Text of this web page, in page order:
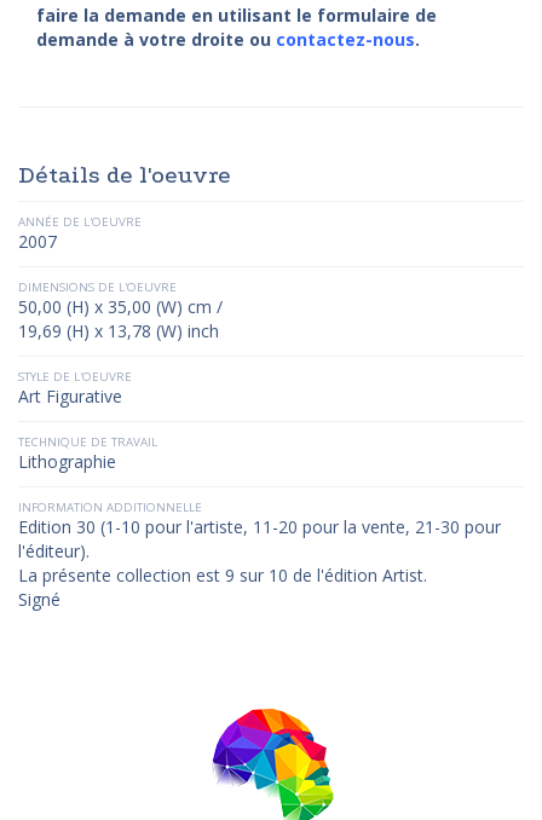
faire la demande en utilisant le formulaire de
demande à votre droite ou contactez-nous.
Détails de l'oeuvre
ANNÉE DE L'OEUVRE
2007
DIMENSIONS DE L'OEUVRE
50,00 (H) x 35,00 (W) cm /
19,69 (H) x 13,78 (W) inch
STYLE DE L'OEUVRE
Art Figurative
TECHNIQUE DE TRAVAIL
Lithographie
INFORMATION ADDITIONNELLE
Edition 30 (1-10 pour l'artiste, 11-20 pour la vente, 21-30 pour
l'éditeur).
La présente collection est 9 sur 10 de l'édition Artist.
Signé